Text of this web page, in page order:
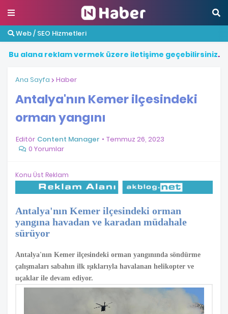
Web / SEO Hizmetleri
Bu alana reklamvermek üzere iletişime geçebilirsiniz.
Ana Sayfa Haber
Antalya'nın Kemer ilçesindeki
orman yangını
Editör Content Manager
Temmuz 26, 2023
0 Yorumlar
Konu Üst Reklam
Antalya'nın Kemer ilçesindeki orman
yangına havadan ve karadan müdahale
sürüyor
Antalya'nın Kemer ilçesindeki orman yangınında söndürme
çalışmaları sabahın ilk ışıklarıyla havalanan helikopter ve
uçaklar ile devam ediyor.